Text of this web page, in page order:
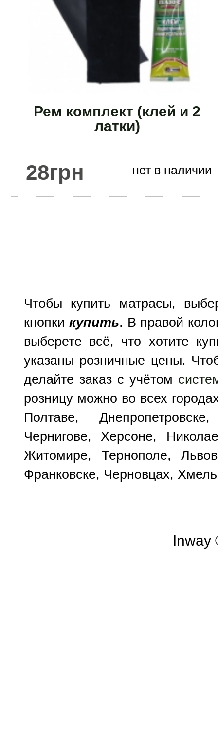
Рем комплект (клей и 2
латки)
28грн нет в наличии
Чтобы купить матрасы,
кнопки купить. В правой
выберете всё, что хотите
указаны розничные цены.
делайте заказ с учётом
розницу можно во всех
Полтаве,
Чернигове, Херсоне,
Житомире, Тернополе,
Франковске, Черновцах,
Inway